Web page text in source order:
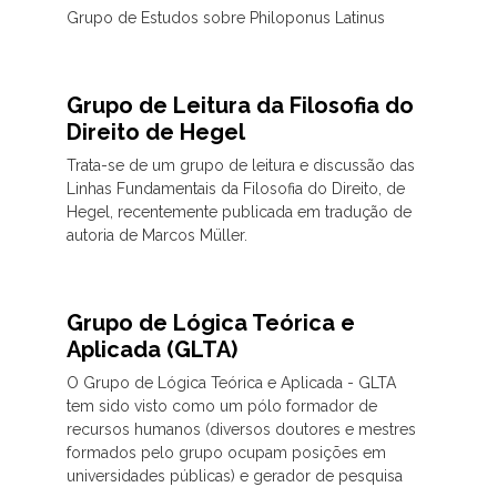
Grupo de Estudos sobre Philoponus Latinus
Grupo de Leitura da Filosofia do
Direito de Hegel
Trata-se de um grupo de leitura e discussão das
Linhas Fundamentais da Filosofia do Direito, de
Hegel, recentemente publicada em tradução de
autoria de Marcos Müller.
Grupo de Lógica Teórica e
Aplicada (GLTA)
O Grupo de Lógica Teórica e Aplicada - GLTA
tem sido visto como um pólo formador de
recursos humanos (diversos doutores e mestres
formados pelo grupo ocupam posições em
universidades públicas) e gerador de pesquisa